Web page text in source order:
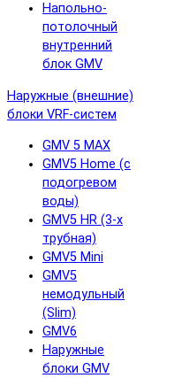
Напольно-
потолочный
внутренний
блок GMV
Наружные (внешние)
блоки VRF-систем
GMV 5 MAX
GMV5 Home (с
подогревом
воды)
GMV5 HR (3-х
трубная)
GMV5 Mini
GMV5
немодульный
(Slim)
GMV6
Наружные
блоки GMV